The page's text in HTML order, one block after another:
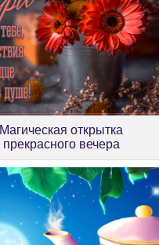
Магическая открытка
прекрасного вечера